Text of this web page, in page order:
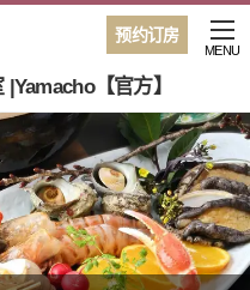
预约订房
【官方】
MENU